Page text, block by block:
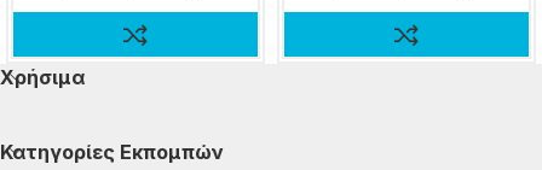
Χρήσιμα
Κατηγορίες Εκπομπών